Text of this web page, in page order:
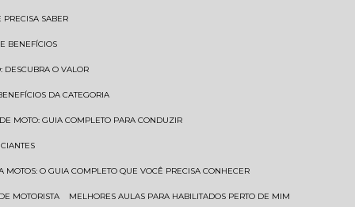
PRECISA SABER
BENEFÍCIOS
DESCUBRA O VALOR
DA CATEGORIA
DE MOTO: GUIA COMPLETO PARA CONDUZIR
MOTOS: O GUIA COMPLETO QUE VOCÊ PRECISA CONHECER
MOTORISTA MELHORES AULAS PARA HABILITADOS PERTO DE MIM